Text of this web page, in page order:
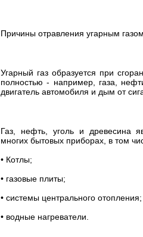
Причины отравления угарным газом
Угарный газ образуется при
полностью - например, газа,
двигатель автомобиля и дым от
Газ, нефть, уголь и древесина
многих бытовых приборах, в том
• Котлы;
• газовые плиты;
• системы центрального отопления;
• водные нагреватели.